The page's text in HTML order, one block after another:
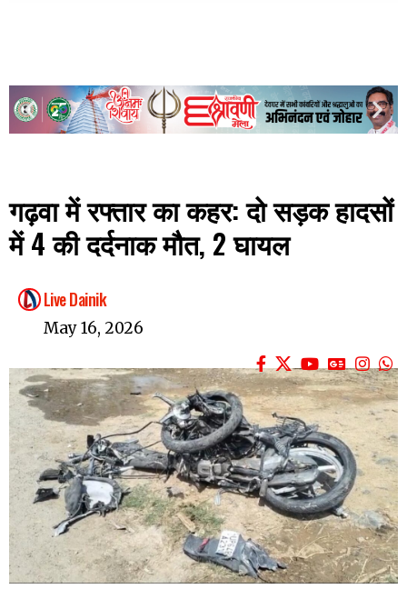
गढ़वा में रफ्तार का कहर: दो सड़क हादसों
में 4 की दर्दनाक मौत, 2 घायल
Live Dainik
May 16, 2026